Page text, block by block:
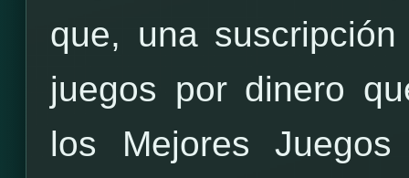
que, una
juegos por dinero
los Mejores